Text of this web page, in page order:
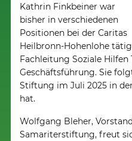
Kathrin Finkbeiner war
bisher in verschiedenen
Positionen bei der Caritas
Heilbronn-Hohenlohe
Fachleitung Soziale Hilfen
Geschäftsführung. Sie
Stiftung im Juli 2025 in
hat.
Wolfgang Bleher,
Samariterstiftung, freut